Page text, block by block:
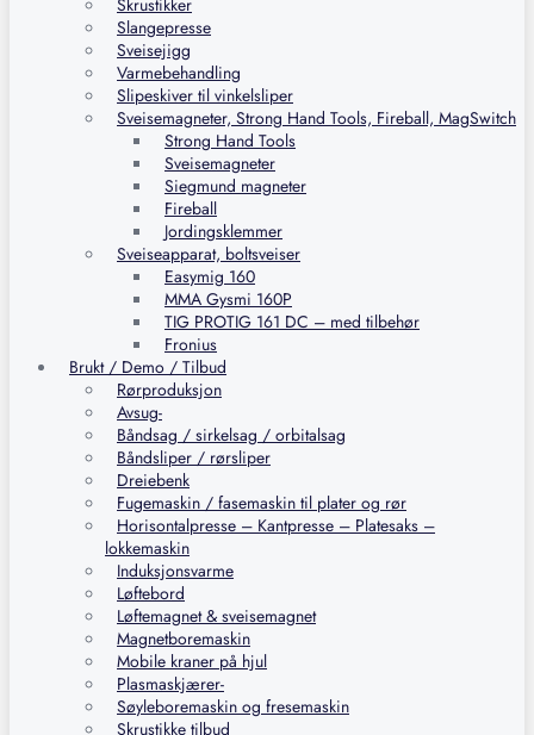
Skrustikker
Slangepresse
Sveisejigg
Varmebehandling
Slipeskiver til vinkelsliper
Sveisemagneter, Strong Hand Tools, Fireball, MagSwitch
Strong Hand Tools
Sveisemagneter
Siegmund magneter
Fireball
Jordingsklemmer
Sveiseapparat, boltsveiser
Easymig 160
MMA Gysmi 160P
TIG PROTIG 161 DC – med tilbehør
Fronius
Brukt / Demo / Tilbud
Rørproduksjon
Avsug-
Båndsag / sirkelsag / orbitalsag
Båndsliper / rørsliper
Dreiebenk
Fugemaskin / fasemaskin til plater og rør
Horisontalpresse – Kantpresse – Platesaks –
lokkemaskin
Induksjonsvarme
Løftebord
Løftemagnet & sveisemagnet
Magnetboremaskin
Mobile kraner på hjul
Plasmaskjærer-
Søyleboremaskin og fresemaskin
Skrustikke tilbud